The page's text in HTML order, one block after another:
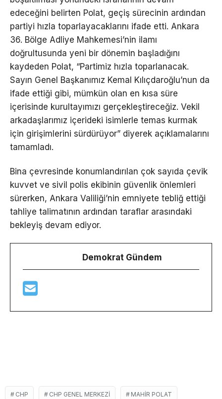
edeceğini belirten Polat, geçiş sürecinin ardından
partiyi hızla toparlayacaklarını ifade etti. Ankara
36. Bölge Adliye Mahkemesi’nin ilamı
doğrultusunda yeni bir dönemin başladığını
kaydeden Polat, “Partimiz hızla toparlanacak.
Sayın Genel Başkanımız Kemal Kılıçdaroğlu’nun da
ifade ettiği gibi, mümkün olan en kısa süre
içerisinde kurultayımızı gerçekleştireceğiz. Vekil
arkadaşlarımız içerideki isimlerle temas kurmak
için girişimlerini sürdürüyor” diyerek açıklamalarını
tamamladı.
Bina çevresinde konumlandırılan çok sayıda çevik
kuvvet ve sivil polis ekibinin güvenlik önlemleri
sürerken, Ankara Valiliği’nin emniyete tebliğ ettiği
tahliye talimatının ardından taraflar arasındaki
bekleyiş devam ediyor.
Demokrat Gündem
CHP CHP GENEL MERKEZI MAHIR POLAT